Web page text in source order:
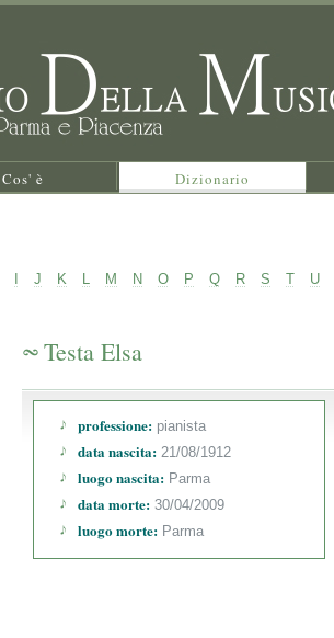
Cos' è Dizionario
J K L M N O P Q R S T U
Testa Elsa
professione: pianista
data nascita: 21/08/1912
luogo nascita: Parma
data morte: 30/04/2009
luogo morte: Parma